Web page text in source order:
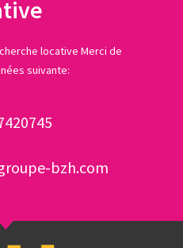
locative Merci de
suivante:
bzh.com